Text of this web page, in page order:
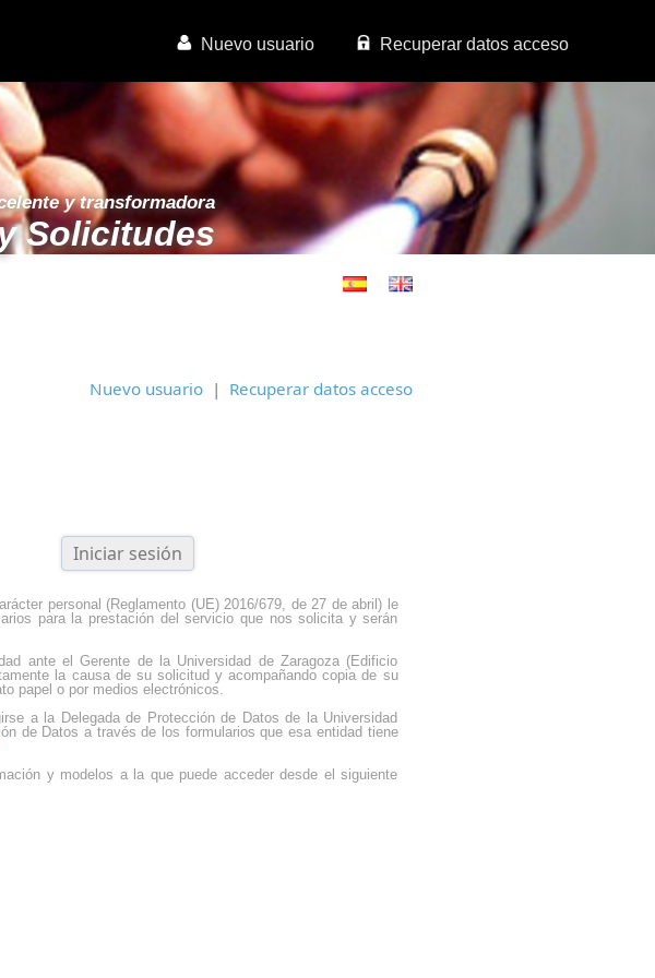
Nuevo usuario Recuperar datos acceso
y transformadora
Solicitudes
Nuevo usuario | Recuperar datos acceso
personal (Reglamento (UE) 2016/679, de 27 de abril) le
para la prestación del servicio que nos solicita y serán
ante el Gerente de la Universidad de Zaragoza (Edificio
la causa de su solicitud y acompañando copia de su
papel o por medios electrónicos.
a la Delegada de Protección de Datos de la Universidad
de Datos a través de los formularios que esa entidad tiene
y modelos a la que puede acceder desde el siguiente